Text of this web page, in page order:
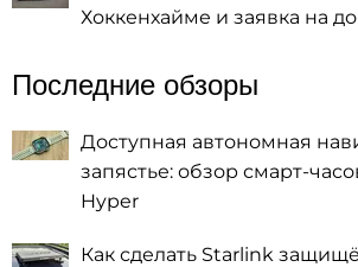
Хоккенхайме и заявка на
Последние обзоры
Доступная автономная
запястье: обзор смарт-
Hyper
Как сделать Starlink